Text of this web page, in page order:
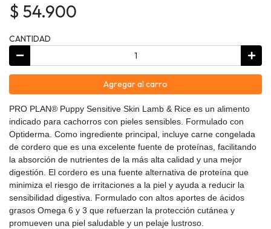
$ 54.900
CANTIDAD
Agregar al carro
PRO PLAN® Puppy Sensitive Skin Lamb & Rice es un alimento
indicado para cachorros con pieles sensibles. Formulado con
Optiderma. Como ingrediente principal, incluye carne congelada
de cordero que es una excelente fuente de proteínas, facilitando
la absorción de nutrientes de la más alta calidad y una mejor
digestión. El cordero es una fuente alternativa de proteína que
minimiza el riesgo de irritaciones a la piel y ayuda a reducir la
sensibilidad digestiva. Formulado con altos aportes de ácidos
grasos Omega 6 y 3 que refuerzan la protección cutánea y
promueven una piel saludable y un pelaje lustroso.